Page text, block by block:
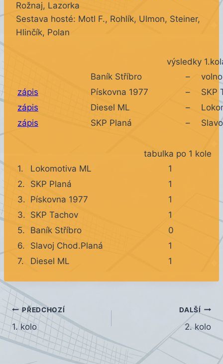
Rožnaj, Lazorka
Sestava hosté: Motl F., Rohlík, Ulmon, Steiner,
Hlinčík, Polan
výsledky
Baník Stříbro
–
volno
zápis
Pískovna 1977 –
SKP
zápis
Diesel ML –
zápis
SKP Planá –
tabulka po 1 kole
1.
Lokomotiva ML
1
2.
SKP Planá
1
3. Pískovna 1977
1
3. SKP Tachov
1
5.
Baník Stříbro
0
6.
Slavoj Chod.Planá
1
7.
Diesel ML 1
Navigace
pro
příspěvek
PŘEDCHOZÍ
1. kolo
DALŠÍ
2. kolo